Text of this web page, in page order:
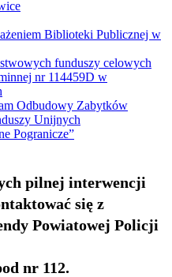
Biblioteki Publicznej w
funduszy celowych
nr 114459D w
Odbudowy Zabytków
Unijnych
Pogranicze”
pilnej interwencji
się z
Powiatowej Policji
nr 112.